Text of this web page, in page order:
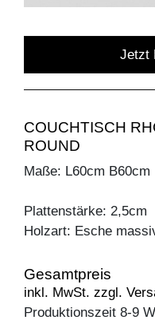
Jetzt
COUCHTISCH
ROUND
Maße: L60cm B60cm
Plattenstärke: 2,5cm
Holzart: Esche
Gesamtpreis
inkl. MwSt. zzgl.
Produktionszeit 8-9